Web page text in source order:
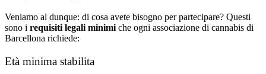
Veniamo al dunque: di cosa avete bisogno per partecipare? Questi
sono i requisiti legali minimi che ogni associazione di cannabis di
Barcellona richiede:
Età minima stabilita